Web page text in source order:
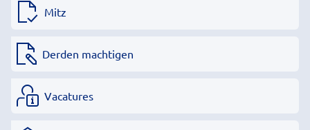
Mitz
Derden machtigen
Vacatures